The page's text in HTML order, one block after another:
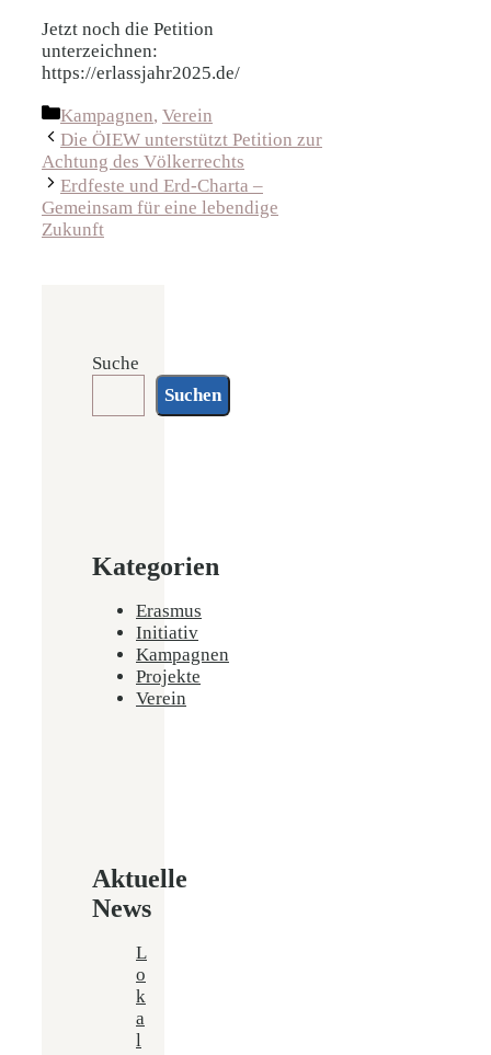
Jetzt noch die Petition
unterzeichnen:
https://erlassjahr2025.de/
Kategorien
Kampagnen, Verein
Die ÖIEW unterstützt Petition zur
Achtung des Völkerrechts
Erdfeste und Erd-Charta –
Gemeinsam für eine lebendige
Zukunft
Suche
Suchen
Kategorien
Erasmus
Initiativ
Kampagnen
Projekte
Verein
Aktuelle
News
L
o
k
a
l